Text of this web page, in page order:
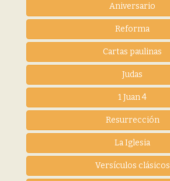
Aniversario
Reforma
Cartas paulinas
Judas
1 Juan 4
Resurrección
La Iglesia
Versículos clásicos